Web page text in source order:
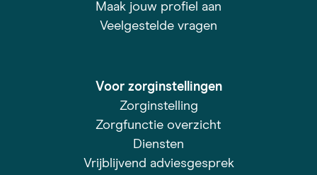
Maak jouw profiel aan
Veelgestelde vragen
Voor zorginstellingen
Zorginstelling
Zorgfunctie overzicht
Diensten
Vrijblijvend adviesgesprek